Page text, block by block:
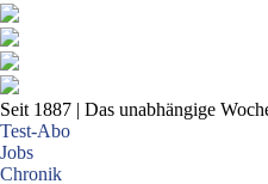
Seit 1887 | Das unabhängige
Test-Abo
Jobs
Chronik